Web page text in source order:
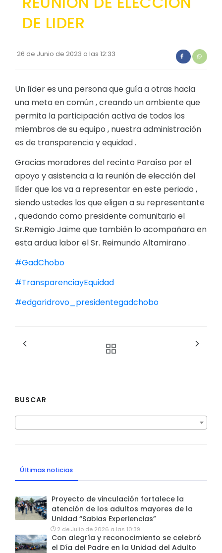
GESTIÓN ADMINISTRATIVA
Plan de desarrollo y Ordenamiento Territorial -
Plan Operativo Anual - POA
Convenios Institucionales
PRESUPUESTO: EJECUCIÓN Y REPORTES
Cédulas presupuestarias y balances
Procesos de contratación
Ejecución Presupuestaria
Obras y proyectos
DE LIDER
26 de Junio de 2023 a las 12:33
Un líder es una persona que guía a otras hacia
una meta en común , creando un ambiente que
permita la participación activa de todos los
miembros de su equipo , nuestra administración
es de transparencia y equidad .
Gracias moradores del recinto Paraíso por el
apoyo y asistencia a la reunión de elección del
líder que los va a representar en este periodo ,
siendo ustedes los que eligen a su representante
, quedando como presidente comunitario el
Sr.Remigio Jaime que también lo acompañara en
esta ardua labor el Sr. Reimundo Altamirano .
#GadChobo
#TransparenciayEquidad
#edgaridrovo_presidentegadchobo
BUSCAR
Últimas noticias
Proyecto de vinculación fortalece la
atención de los adultos mayores de la
Unidad “Sabias Experiencias”
2 de Julio de 2026 a las 10:39
Con alegría y reconocimiento se celebró
el Día del Padre en la Unidad del Adulto